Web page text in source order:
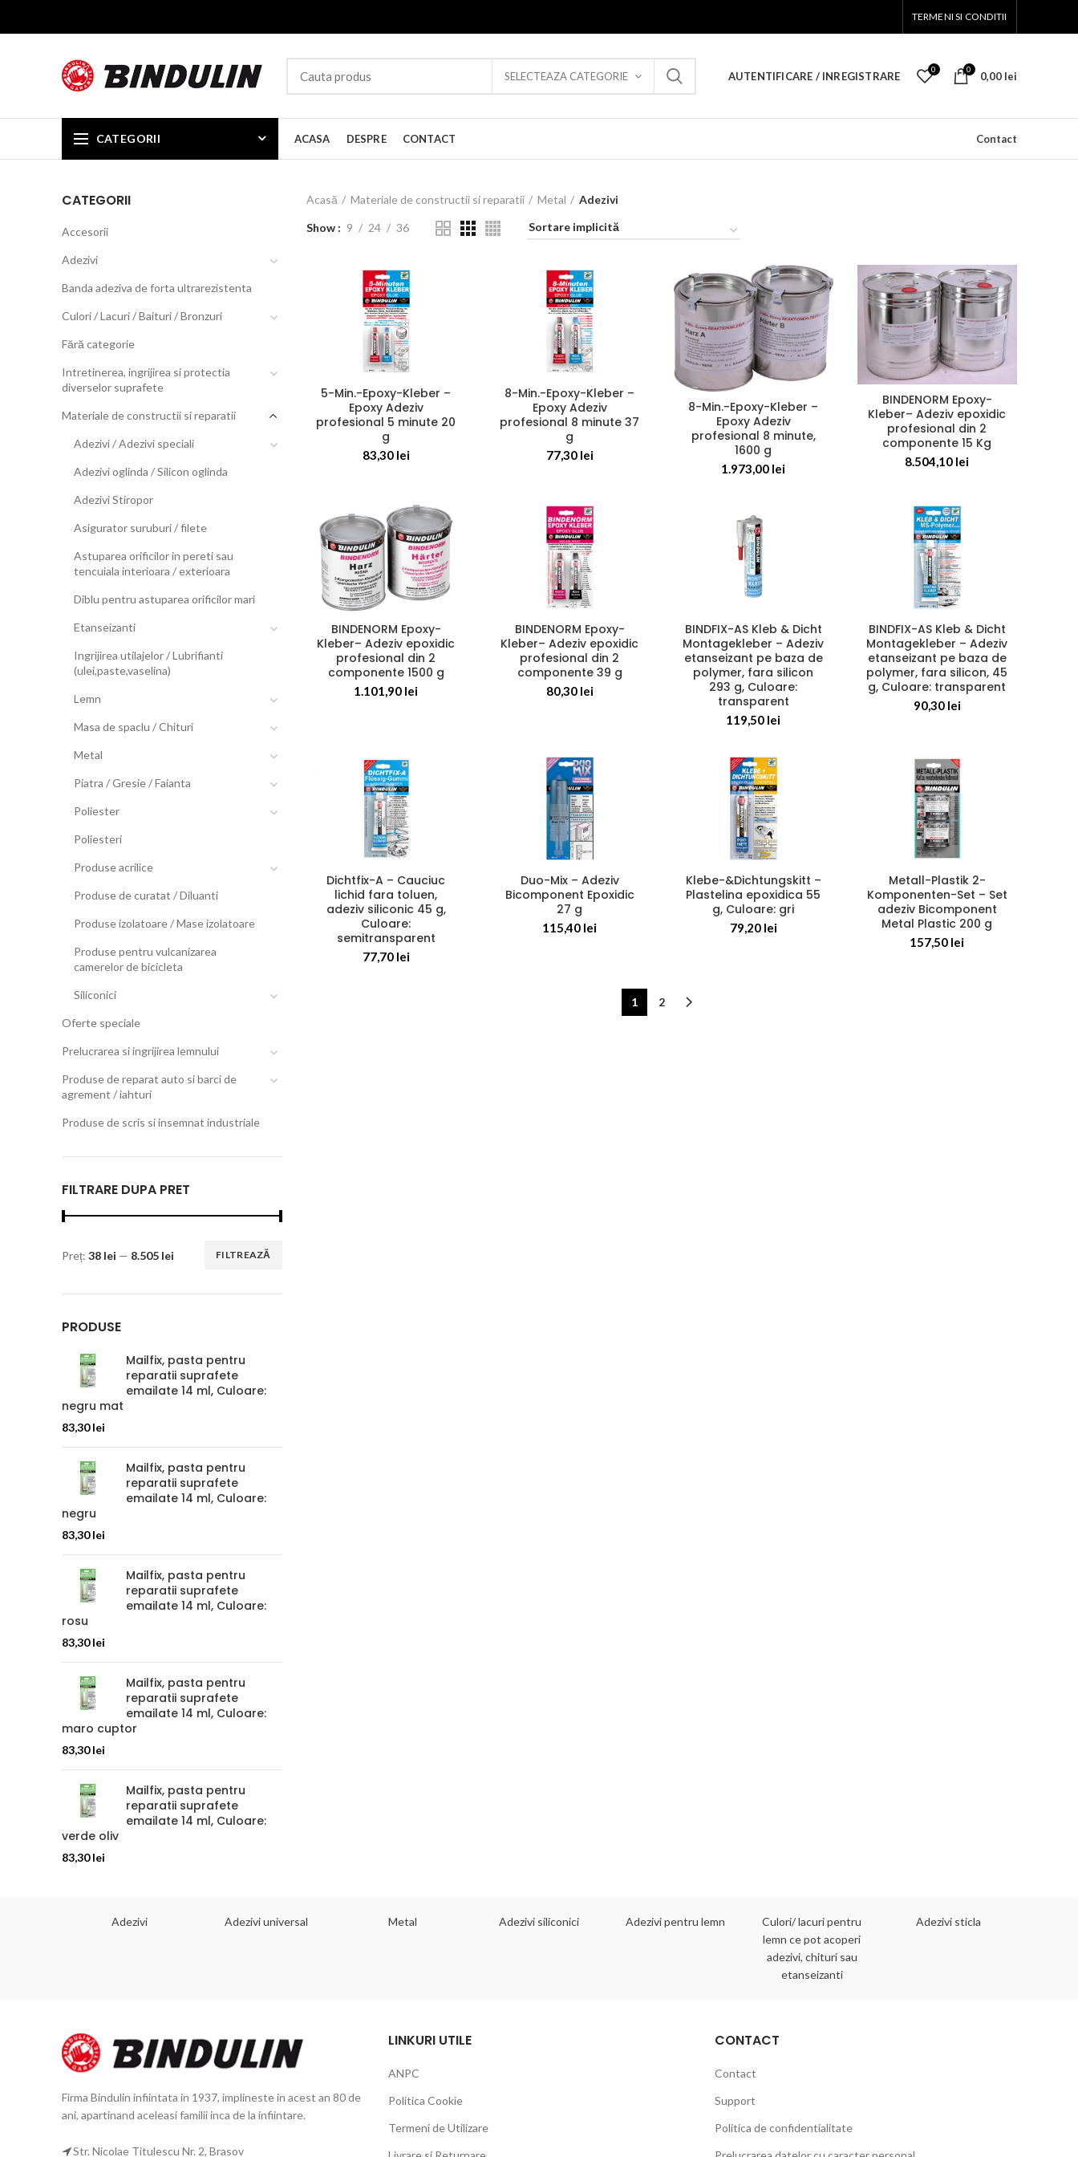
TERMENI SI CONDITII
SELECTEAZA CATEGORIE AUTENTIFICARE / INREGISTRARE
0 0
0,00 lei
CATEGORII ACASA DESPRE CONTACT Contact
Acasă Materiale de constructii si reparatii Metal Adezivi
Show 9 24 36
5-Min.-Epoxy-Kleber –
Epoxy Adeziv
profesional 5 minute 20
g
83,30 lei
8-Min.-Epoxy-Kleber –
Epoxy Adeziv
profesional 8 minute 37
g
77,30 lei
8-Min.-Epoxy-Kleber –
Epoxy Adeziv
profesional 8 minute,
1600 g
1.973,00 lei
BINDENORM Epoxy-
Kleber– Adeziv epoxidic
profesional din 2
componente 15 Kg
8.504,10 lei
BINDENORM Epoxy-
Kleber– Adeziv epoxidic
profesional din 2
componente 1500 g
1.101,90 lei
BINDENORM Epoxy-
Kleber– Adeziv epoxidic
profesional din 2
componente 39 g
80,30 lei
BINDFIX-AS Kleb & Dicht
Montagekleber – Adeziv
etanseizant pe baza de
polymer, fara silicon
293 g, Culoare:
transparent
119,50 lei
BINDFIX-AS Kleb & Dicht
Montagekleber – Adeziv
etanseizant pe baza de
polymer, fara silicon, 45
g, Culoare: transparent
90,30 lei
Dichtfix-A – Cauciuc
lichid fara toluen,
adeziv siliconic 45 g,
Culoare:
semitransparent
77,70 lei
Duo-Mix – Adeziv
Bicomponent Epoxidic
27 g
115,40 lei
Klebe-&Dichtungskitt –
Plastelina epoxidica 55
g, Culoare: gri
79,20 lei
Metall-Plastik 2-
Komponenten-Set – Set
adeziv Bicomponent
Metal Plastic 200 g
157,50 lei
1 2
CATEGORII
Accesorii
Adezivi
Banda adeziva de forta ultrarezistenta
Culori / Lacuri / Baituri / Bronzuri
Fără categorie
Intretinerea, ingrijirea si protectia
diverselor suprafete
Materiale de constructii si reparatii
Adezivi / Adezivi speciali
Adezivi oglinda / Silicon oglinda
Adezivi Stiropor
Asigurator suruburi / filete
Astuparea orificilor in pereti sau
tencuiala interioara / exterioara
Diblu pentru astuparea orificilor mari
Etanseizanti
Ingrijirea utilajelor / Lubrifianti
(ulei,paste,vaselina)
Lemn
Masa de spaclu / Chituri
Metal
Piatra / Gresie / Faianta
Poliester
Poliesteri
Produse acrilice
Produse de curatat / Diluanti
Produse izolatoare / Mase izolatoare
Produse pentru vulcanizarea
camerelor de bicicleta
Siliconici
Oferte speciale
Prelucrarea si ingrijirea lemnului
Produse de reparat auto si barci de
agrement / iahturi
Produse de scris si insemnat industriale
FILTRARE DUPA PRET
FILTREAZĂ
Preț: 38 lei — 8.505 lei
PRODUSE
Mailfix, pasta pentru
reparatii suprafete
emailate 14 ml, Culoare:
negru mat
83,30lei
Mailfix, pasta pentru
reparatii suprafete
emailate 14 ml, Culoare:
negru
83,30lei
Mailfix, pasta pentru
reparatii suprafete
emailate 14 ml, Culoare:
rosu
83,30lei
Mailfix, pasta pentru
reparatii suprafete
emailate 14 ml, Culoare:
maro cuptor
83,30lei
Mailfix, pasta pentru
reparatii suprafete
emailate 14 ml, Culoare:
verde oliv
83,30lei
Adezivi Adezivi universal Metal Adezivi siliconici Adezivi pentru lemn
Culori/ lacuri pentru
lemn ce pot acoperi
adezivi, chituri sau
etanseizanti
Adezivi sticla
Firma Bindulin infiintata in 1937, implineste in acest an 80 de
ani, apartinand aceleasi familii inca de la infiintare.
Str. Nicolae Titulescu Nr. 2, Brasov
LINKURI UTILE
ANPC
Politica Cookie
Termeni de Utilizare
CONTACT
Contact
Support
Politica de confidentialitate